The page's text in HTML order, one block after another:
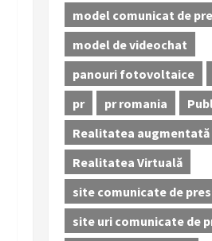
model comunicat de
model de videochat
panouri fotovoltaice
pr
pr romania
Realitatea augmentată
Realitatea Virtuală
site comunicate de
site uri comunicate de